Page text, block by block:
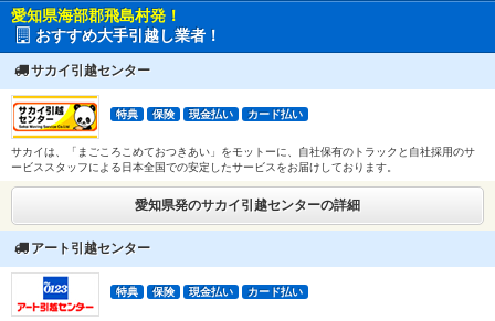
愛知県海部郡飛島村発！
おすすめ大手引越し業者！
サカイ引越センター
特典 保険 現金払い カード払い
サカイは、「まごころこめておつきあい」をモットーに、自社保有のトラックと自社採用のサ
ービススタッフによる日本全国での安定したサービスをお届けしております。
愛知県発のサカイ引越センターの詳細
アート引越センター
特典 保険 現金払い カード払い